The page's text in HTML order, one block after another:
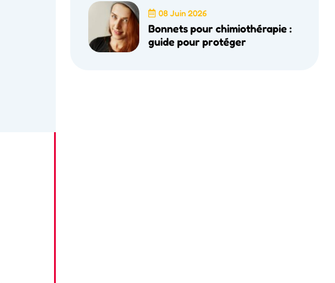
08 Juin 2026
Bonnets pour chimiothérapie :
guide pour protéger